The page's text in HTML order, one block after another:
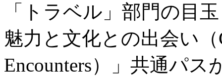
「トラベル」部門の目
魅力と文化との出会い（
Encounters）」共通パ